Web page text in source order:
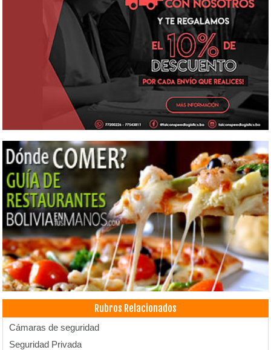
Rubros Relacionados
Cámaras de seguridad
Seguridad Privada